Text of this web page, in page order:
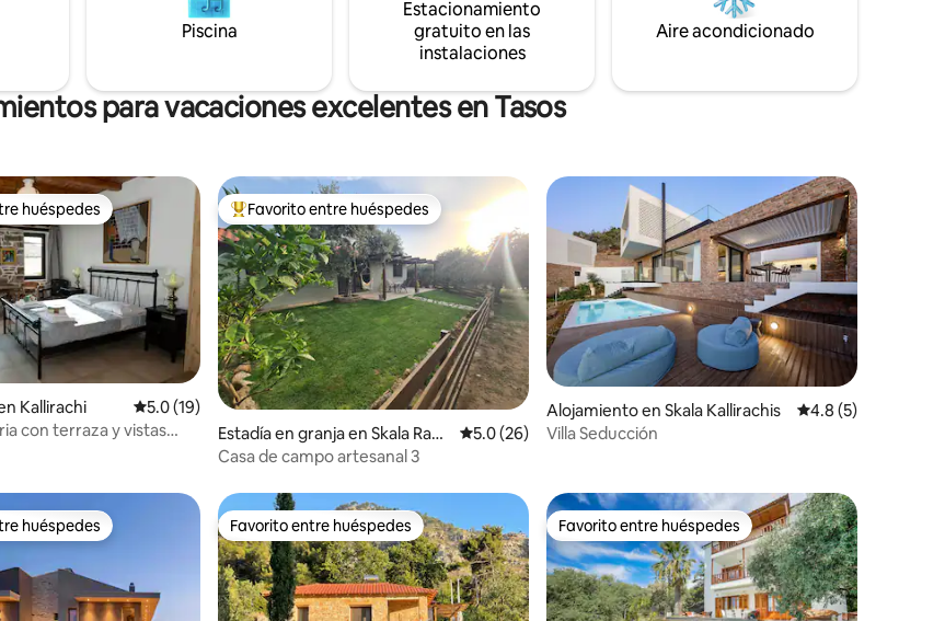
lavavajillas y aparcamiento gratuito. La
propiedad está ubicada en la calle
Piscina
Estacionamiento
gratuito en las
instalaciones
Aire acondicionado
para vacaciones excelentes en Tasos
5, 5 reseñas
huéspedes preferido
huéspedes
Kallirachi Calificación promedio: 5.0 de 5, 19 reseñas
5.0 (19)
con terraza y vistas
Favorito entre huéspedes preferido
Favorito entre huéspedes
Estadía en granja en Skala Rach
oniou
Calificación promedio: 5.0 de 5, 26 reseñas
5.0 (26)
Casa de campo artesanal 3
Alojamiento en Skala Kallirachis Calificación
4.8 (5)
Villa Seducción
preferido
huéspedes Favorito entre huéspedes
Favorito entre huéspedes Favorito entre huéspedes
Favorito entre huéspedes